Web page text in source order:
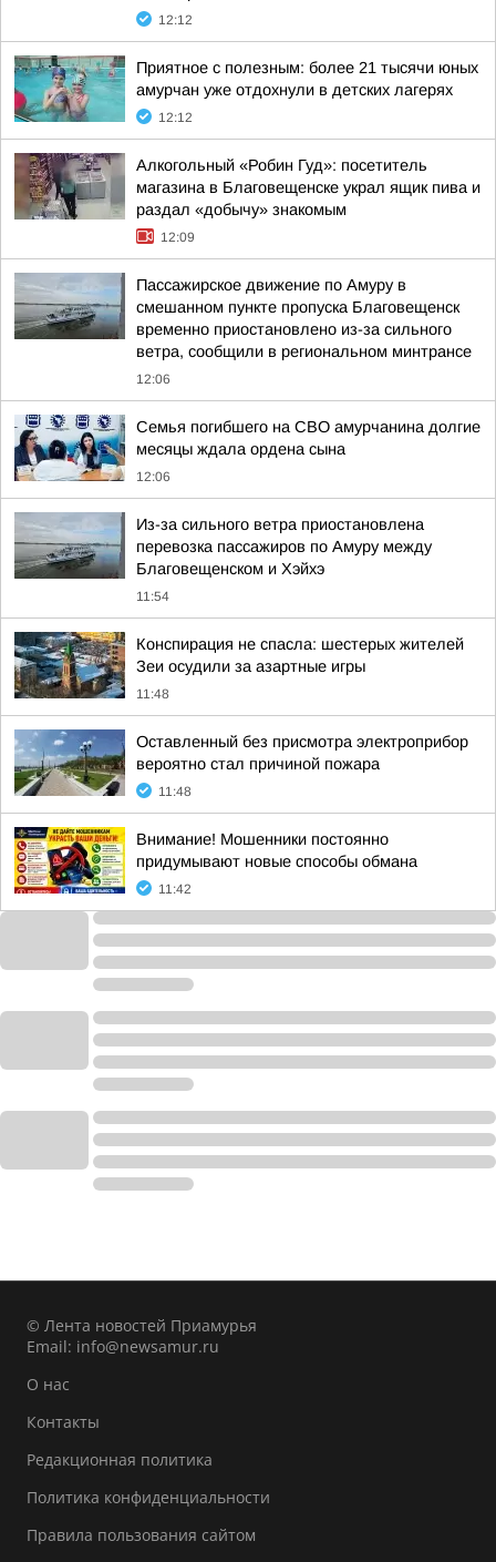
12:12
Приятное с полезным: более 21 тысячи юных
амурчан уже отдохнули в детских лагерях
12:12
Алкогольный «Робин Гуд»: посетитель
магазина в Благовещенске украл ящик пива и
раздал «добычу» знакомым
12:09
Пассажирское движение по Амуру в
смешанном пункте пропуска Благовещенск
временно приостановлено из-за сильного
ветра, сообщили в региональном минтрансе
12:06
Семья погибшего на СВО амурчанина долгие
месяцы ждала ордена сына
12:06
Из-за сильного ветра приостановлена
перевозка пассажиров по Амуру между
Благовещенском и Хэйхэ
11:54
Конспирация не спасла: шестерых жителей
Зеи осудили за азартные игры
11:48
Оставленный без присмотра электроприбор
вероятно стал причиной пожара
11:48
Внимание! Мошенники постоянно
придумывают новые способы обмана
11:42
© Лента новостей Приамурья
Email: info@newsamur.ru
О нас
Контакты
Редакционная политика
Политика конфиденциальности
Правила пользования сайтом